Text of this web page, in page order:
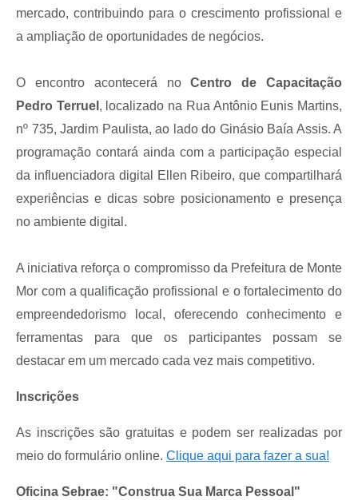
mercado, contribuindo para o crescimento profissional e
a ampliação de oportunidades de negócios.
O encontro acontecerá noCentro de Capacitação
Pedro Terruel , localizado na Rua Antônio Eunis Martins,
nº 735, Jardim Paulista, ao lado do Ginásio Baía Assis. A
programação contará ainda com a participação especial
da influenciadora digital Ellen Ribeiro, que compartilhará
experiências e dicas sobre posicionamento e presença
no ambiente digital.
A iniciativa reforça o compromisso da Prefeitura de Monte
Mor com a qualificação profissional e o fortalecimento do
empreendedorismo local, oferecendo conhecimento e
ferramentas para que os participantes possam se
destacar em um mercado cada vez mais competitivo.
Inscrições
As inscrições são gratuitas e podem ser realizadas por
meio do formulário online. Clique aqui para fazer a sua!
Oficina Sebrae: "Construa Sua Marca Pessoal"